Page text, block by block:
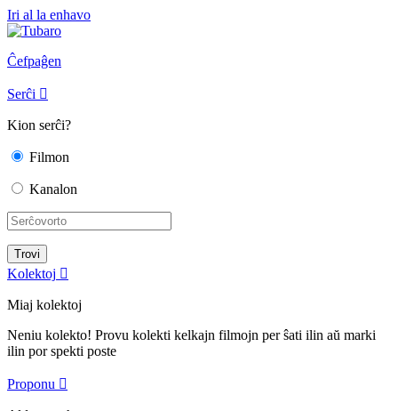
Iri al la enhavo
Ĉefpaĝen
Serĉi 
Kion serĉi?
Filmon
Kanalon
Kolektoj 
Miaj kolektoj
Neniu kolekto! Provu kolekti kelkajn filmojn per ŝati ilin aŭ marki
ilin por spekti poste
Proponu 